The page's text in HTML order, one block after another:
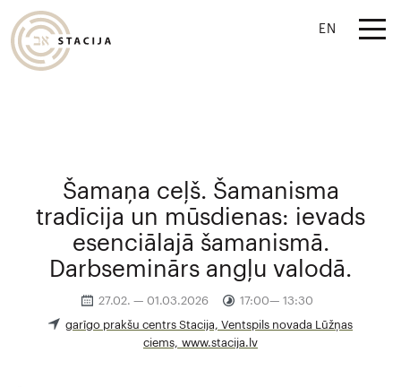
EN
Šamaņa ceļš. Šamanisma
tradīcija un mūsdienas: ievads
esenciālajā šamanismā.
Darbseminārs angļu valodā.
27.02. — 01.03.2026 17:00— 13:30
garīgo prakšu centrs Stacija, Ventspils novada Lūžņas
ciems, www.stacija.lv